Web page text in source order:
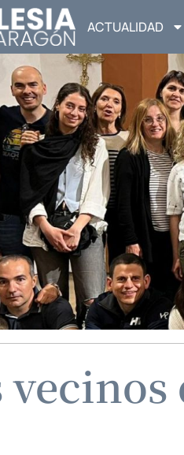
ACTUALIDAD